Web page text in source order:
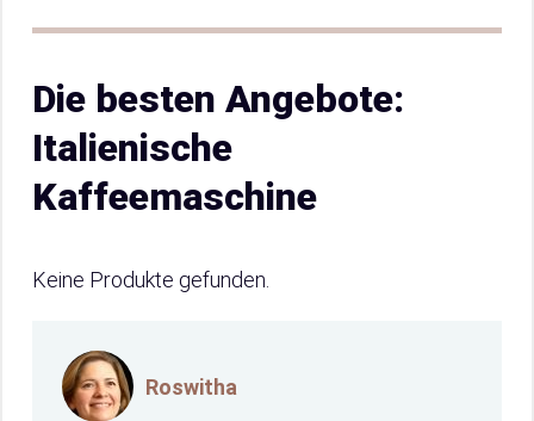
Die besten Angebote:
Italienische
Kaffeemaschine
Keine Produkte gefunden.
Roswitha